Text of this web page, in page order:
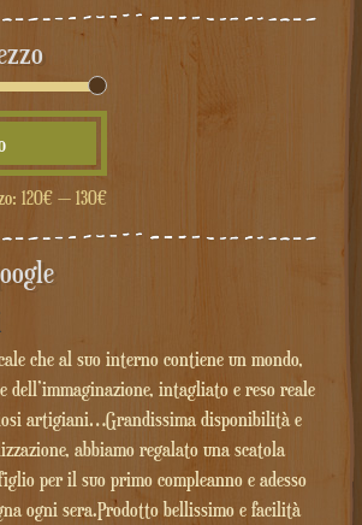
Min
Max
120€— 130€
che al suo interno contiene un mondo,
dell’immaginazione, intagliato e reso reale
artigiani…Grandissima disponibilità e
abbiamo regalato una scatola
per il suo primo compleanno e adesso
ogni sera.Prodotto bellissimo e facilità